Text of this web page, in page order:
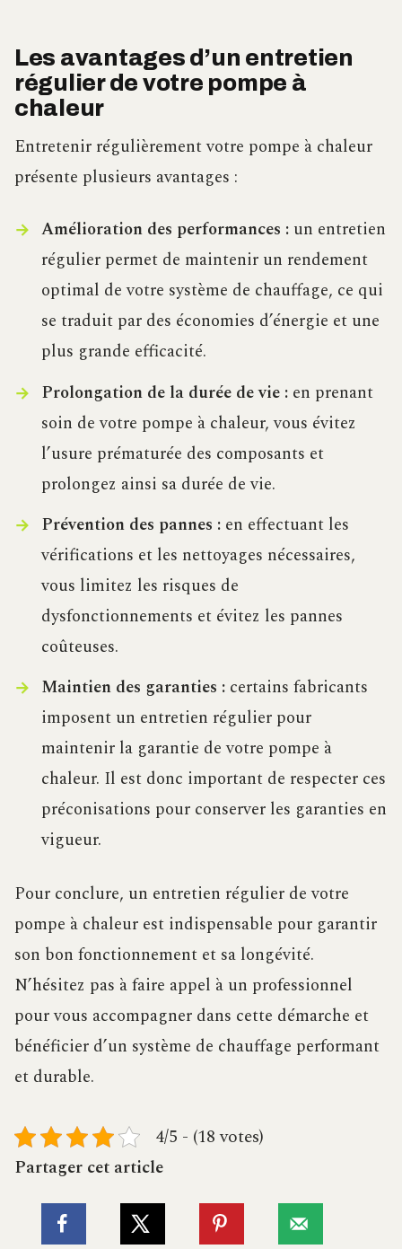
Les avantages d’un entretien
régulier de votre pompe à
chaleur
Entretenir régulièrement votre pompe à chaleur
présente plusieurs avantages :
Amélioration des performances :un entretien
régulier permet de maintenir un rendement
optimal de votre système de chauffage, ce qui
se traduit par des économies d’énergie et une
plus grande efficacité.
Prolongation de la durée de vie :en prenant
soin de votre pompe à chaleur, vous évitez
l’usure prématurée des composants et
prolongez ainsi sa durée de vie.
Prévention des pannes :en effectuant les
vérifications et les nettoyages nécessaires,
vous limitez les risques de
dysfonctionnements et évitez les pannes
coûteuses.
Maintien des garanties :certains fabricants
imposent un entretien régulier pour
maintenir la garantie de votre pompe à
chaleur. Il est donc important de respecter ces
préconisations pour conserver les garanties en
vigueur.
Pour conclure, un entretien régulier de votre
pompe à chaleur est indispensable pour garantir
son bon fonctionnement et sa longévité.
N’hésitez pas à faire appel à un professionnel
pour vous accompagner dans cette démarche et
bénéficier d’un système de chauffage performant
et durable.
4/5 - (18 votes)
Partager cet article